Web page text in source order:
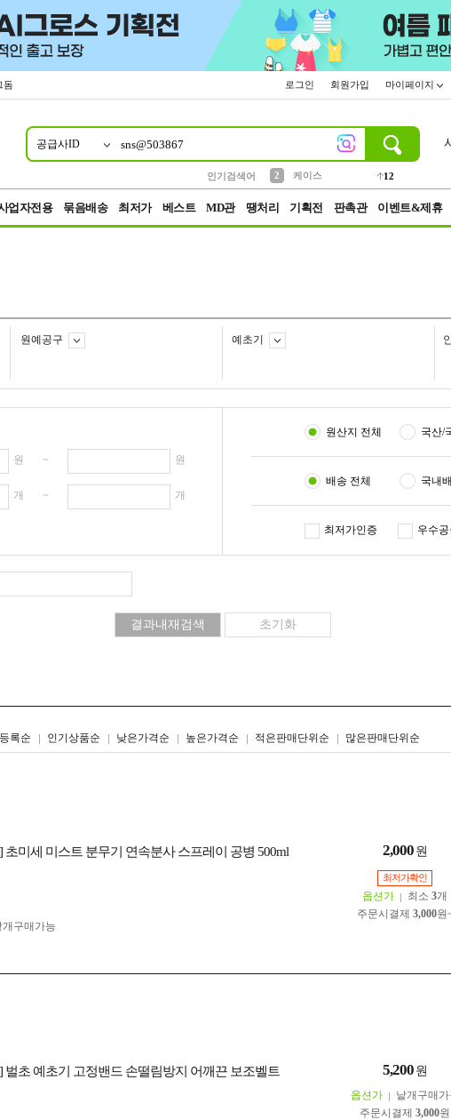
돔 로그인 회원가입 마이페이지
공급사ID
인기검색어
2
케이스
12
업자전용 묶음배송 최저가 베스트 MD관 땡처리 기획전 판촉관 이벤트&제휴
원예공구 예초기
원 ~ 원
개 ~ 개
원산지 전체 국산/
배송 전체 국내
최저가인증 우수
록순 인기상품순 낮은가격순 높은가격순 적은판매단위순 많은판매단위순
리스트형갤러리형
초미세 미스트 분무기 연속분사 스프레이 공병 500ml 2,000 원
최저가확인
옵션가 최소 3개
주문시결제 3,000원
개구매가능
벌초 예초기 고정밴드 손떨림방지 어깨끈 보조벨트 5,200 원
옵션가
낱개구매가
주문시결제 3,000원